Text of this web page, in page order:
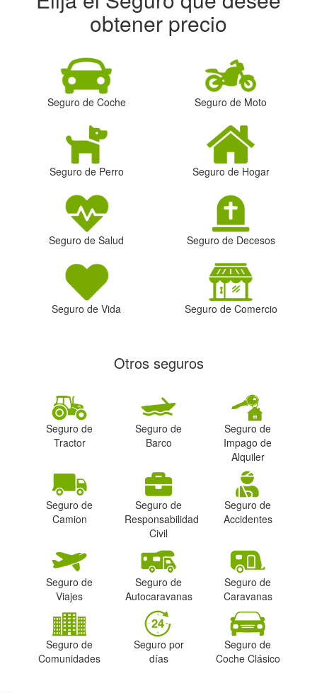
obtener precio
Seguro de Coche Seguro de Moto
Seguro de Perro Seguro de Hogar
Seguro de Salud Seguro de Decesos
Seguro de Vida Seguro de Comercio
Otros seguros
Seguro de
Tractor
Seguro de
Barco
Seguro de
Impago de
Alquiler
Seguro de
Camion
Seguro de
Responsabilidad
Civil
Seguro de
Accidentes
Seguro de
Viajes
Seguro de
Autocaravanas
Seguro de
Caravanas
Seguro de
Comunidades
Seguro por
días
Seguro de
Coche Clásico